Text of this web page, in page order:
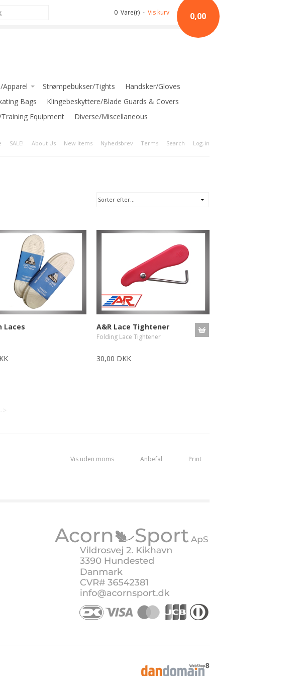
0 Vare(r) - Vis kurv 0,00
GIRLS
Strømpebukser/Tights
Handsker/Gloves
Bags
Klingebeskyttere/Blade Guards & Covers
Equipment
Diverse/Miscellaneous
SALE! About Us New Items Nyhedsbrev Terms Search Log-in
Laces A&R Lace Tightener
Folding Lace Tightener
30,00 DKK
Vis uden moms Anbefal Print